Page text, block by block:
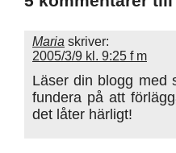
Maria skriver:
2005/3/9 kl. 9:25 f m
Läser din blogg med
fundera på att
det låter härligt!